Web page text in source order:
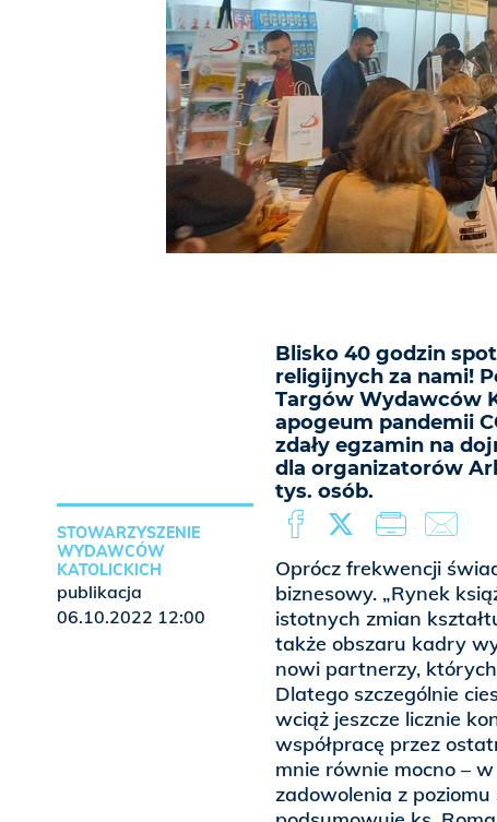
Blisko 40 godzin
religijnych za nami!
Targów Wydawców
apogeum pandemii
zdały egzamin na
dla organizatorów
tys. osób.
Oprócz frekwencji
biznesowy. „Rynek
istotnych zmian
także obszaru kadry
nowi partnerzy,
Dlatego szczególnie
wciąż jeszcze licznie
współpracę przez
mnie równie mocno –
zadowolenia z
STOWARZYSZENIE
WYDAWCÓW
KATOLICKICH
publikacja
06.10.2022 12:00